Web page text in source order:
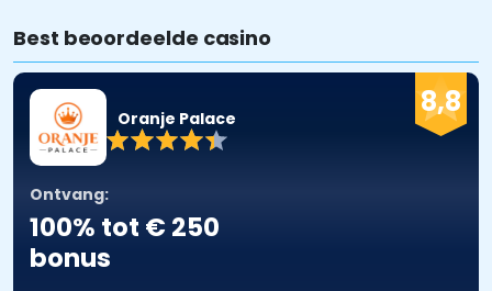
Best beoordeelde casino
8,8
Oranje Palace
Ontvang:
100% tot € 250
bonus